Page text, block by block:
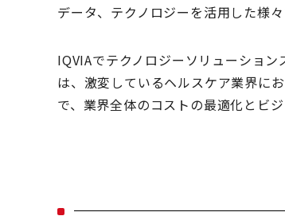
データ、テクノロジーを活用した様々
IQVIAでテクノロジーソリューショ
は、激変しているヘルスケア業界に
で、業界全体のコストの最適化とビ